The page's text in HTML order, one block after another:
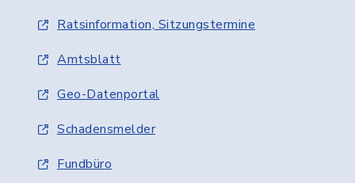
Ratsinformation, Sitzungstermine
Amtsblatt
Geo-Datenportal
Schadensmelder
Fundbüro